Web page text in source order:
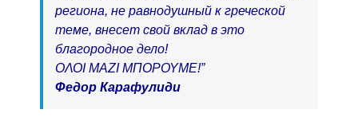
региона, не равнодушный к греческой
теме, внесет свой вклад в это
благородное дело!
ΟΛΟΙΜΑΖΙ ΜΠΟΡΟΥΜΕ!”
Федор Карафулиди